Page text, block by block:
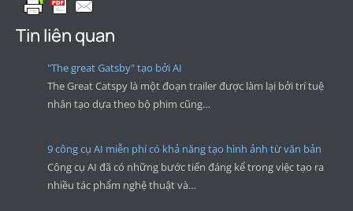
Tin liên quan
"The great Gatsby" tạo bởi AI
The Great Catspy là một đoạn trailer được làm lại bởi trí tuệ
nhân tạo dựa theo bộ phim cũng…
9 công cụ AI miễn phí có khả năng tạo hình ảnh từ văn bản
Công cụ AI đã có những bước tiến đáng kể trong việc tạo ra
nhiều tác phẩm nghệ thuật và…